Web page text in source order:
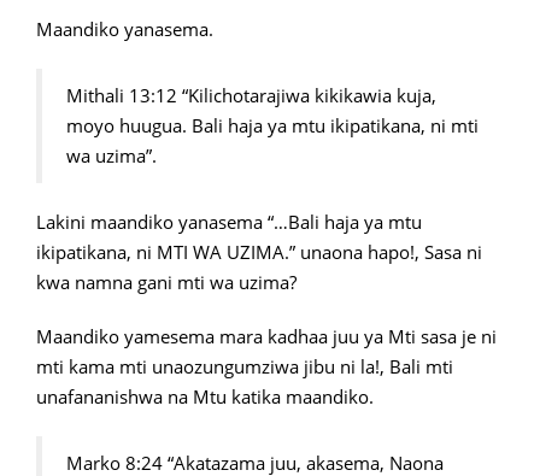
Maandiko yanasema.
Mithali 13:12 “Kilichotarajiwa kikikawia kuja,
moyo huugua. Bali haja ya mtu ikipatikana, ni mti
wa uzima”.
Lakini maandiko yanasema “…Bali haja ya mtu
ikipatikana, ni MTI WA UZIMA.” unaona hapo!, Sasa ni
kwa namna gani mti wa uzima?
Maandiko yamesema mara kadhaa juu ya Mti sasa je ni
mti kama mti unaozungumziwa jibu ni la!, Bali mti
unafananishwa na Mtu katika maandiko.
Marko 8:24 “Akatazama juu, akasema, Naona